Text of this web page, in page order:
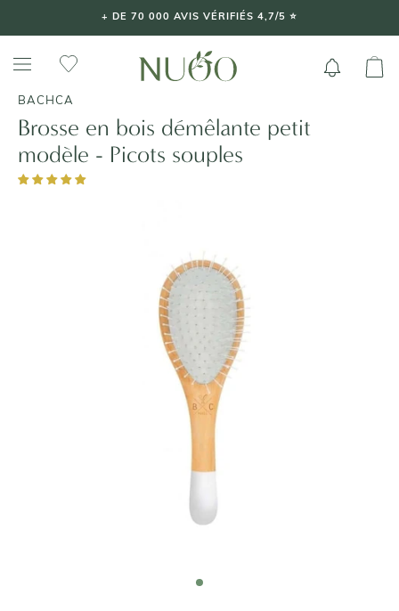
+ DE 70 000 AVIS VÉRIFIÉS 4,7/5 ⭐️
BACHCA
Brosse en bois démêlante petit
modèle - Picots souples